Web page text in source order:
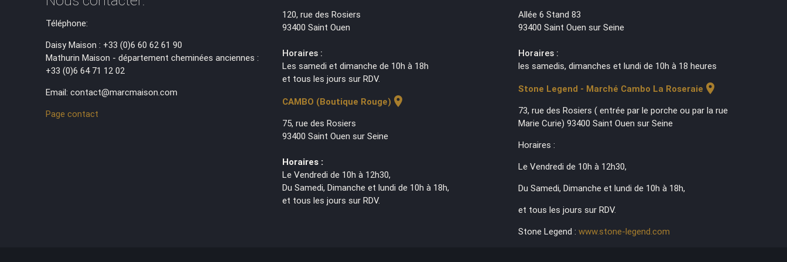
Téléphone:
Daisy Maison : +33 (0)6 60 62 61 90
Mathurin Maison - département cheminées anciennes :
+33 (0)6 64 71 12 02
Email: contact@marcmaison.com
Page contact
120, rue des Rosiers
93400 Saint Ouen
Horaires :
Les samedi et dimanche de 10h à 18h
et tous les jours sur RDV.
CAMBO (Boutique Rouge) location_on
75, rue des Rosiers
93400 Saint Ouen sur Seine
Horaires :
Le Vendredi de 10h à 12h30,
Du Samedi, Dimanche et lundi de 10h à 18h,
et tous les jours sur RDV.
Allée 6 Stand 83
93400 Saint Ouen sur Seine
Horaires :
les samedis, dimanches et lundi de 10h à 18 heures
Stone Legend - Marché Cambo La Roseraie location_on
73, rue des Rosiers ( entrée par le porche ou par la rue
Marie Curie) 93400 Saint Ouen sur Seine
Horaires :
Le Vendredi de 10h à 12h30,
Du Samedi, Dimanche et lundi de 10h à 18h,
et tous les jours sur RDV.
Stone Legend : www.stone-legend.com